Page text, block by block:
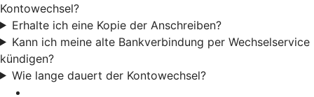
Kontowechsel?
Erhalte ich eine Kopie der Anschreiben?
Kann ich meine alte Bankverbindung per Wechselservice
kündigen?
Wie lange dauert der Kontowechsel?